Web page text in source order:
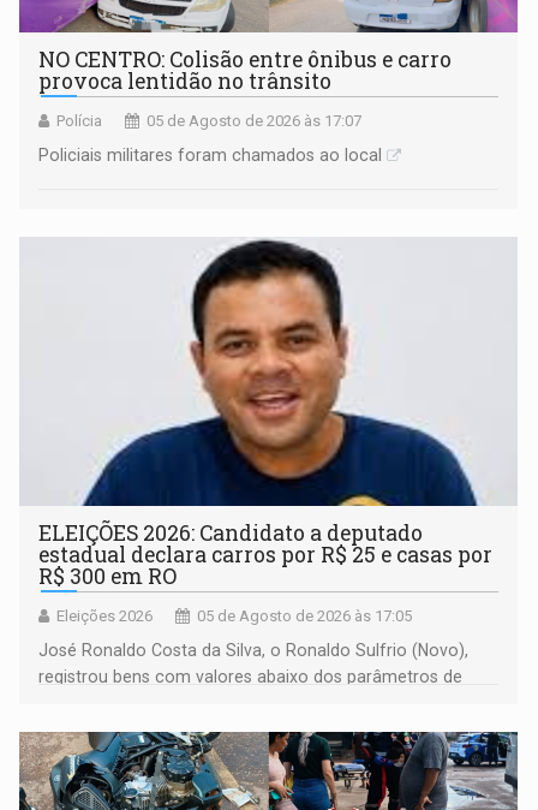
NO CENTRO: Colisão entre ônibus e carro
provoca lentidão no trânsito
Polícia 05 de Agosto de 2026 às 17:07
Policiais militares foram chamados ao local
ELEIÇÕES 2026: Candidato a deputado
estadual declara carros por R$ 25 e casas por
R$ 300 em RO
Eleições 2026 05 de Agosto de 2026 às 17:05
José Ronaldo Costa da Silva, o Ronaldo Sulfrio (Novo),
registrou bens com valores abaixo dos parâmetros de
milhões